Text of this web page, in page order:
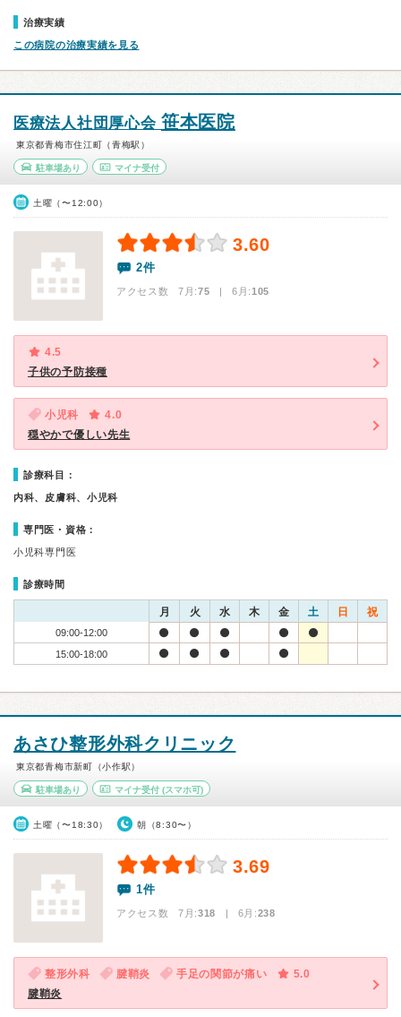
治療実績
この病院の治療実績を見る
医療法人社団厚心会 笹本医院
東京都青梅市住江町（青梅駅）
駐車場あり マイナ受付
土曜（〜12:00）
3.60
2件
アクセス数 7月:75 | 6月:105
4.5
子供の予防接種
小児科
4.0
穏やかで優しい先生
診療科目：
内科、皮膚科、小児科
専門医・資格：
小児科専門医
診療時間
月 火 水 木 金 土 日 祝
09:00-12:00
15:00-18:00
あさひ整形外科クリニック
東京都青梅市新町（小作駅）
駐車場あり マイナ受付(スマホ可)
土曜（〜18:30） 朝（8:30〜）
3.69
1件
アクセス数 7月:318 | 6月:238
整形外科 腱鞘炎 手足の関節が痛い
5.0
腱鞘炎